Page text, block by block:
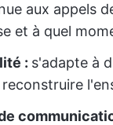
aux appels
et à quel
: s'adapte à